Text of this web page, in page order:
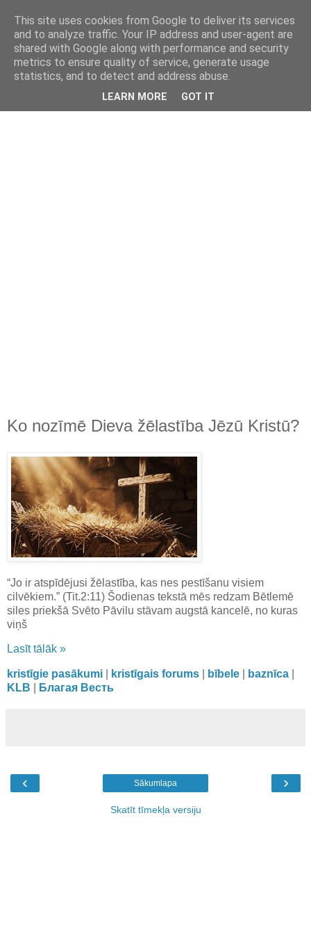
kristietim
viss, kas jāzin kristietim
Ko nozīmē Dieva žēlastība Jēzū Kristū?
“Jo ir atspīdējusi žēlastība, kas nes pestīšanu visiem
cilvēkiem.” (Tit.2:11) Šodienas tekstā mēs redzam Bētlemē
siles priekšā Svēto Pāvilu stāvam augstā kancelē, no kuras
viņš
Lasīt tālāk »
kristīgie pasākumi kristīgais forums bībele baznīca
KLB
Благая Весть
‹ ›
Sākumlapa
Skatīt tīmekļa versiju
This site uses cookies from Google to deliver its services
and to analyze traffic. Your IP address and user-agent are
shared with Google along with performance and security
metrics to ensure quality of service, generate usage
statistics, and to detect and address abuse.
LEARN MORE GOT IT